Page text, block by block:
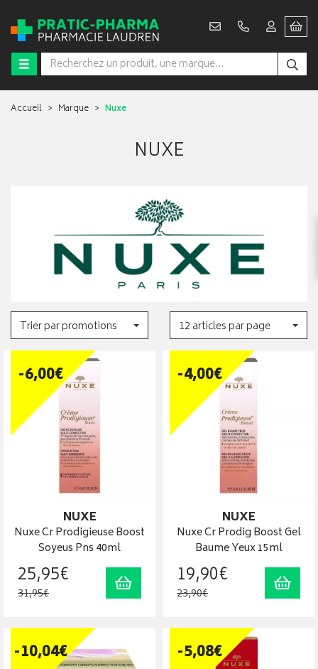
Accueil Marque Nuxe
NUXE
Trier par promotions 12 articles par page
NUXE
Nuxe Cr Prodigieuse Boost
Soyeus Pns 40ml
25,95€
31,95€
-6,00€
Ajouter au panier
NUXE
Nuxe Cr Prodig Boost Gel
Baume Yeux 15ml
19,90€
23,90€
-4,00€
-10,04€ -5,08€